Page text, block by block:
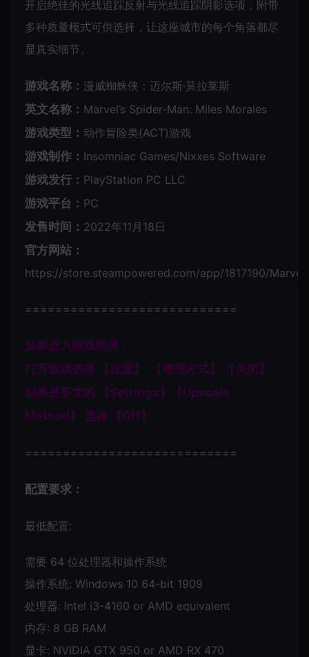
开启绝佳的光线追踪反射与光线追踪阴影选项，附带
多种质量模式可供选择，让这座城市的每个角落都尽
显真实细节。
游戏名称： 漫威蜘蛛侠：迈尔斯·莫拉莱斯
英文名称： Marvel’s Spider-Man: Miles Morales
游戏类型： 动作冒险类(ACT)游戏
游戏制作： Insomniac Games/Nixxes Software
游戏发行： PlayStation PC LLC
游戏平台： PC
发售时间： 2022年11月18日
官方网站：
https://store.steampowered.com/app/1817190/
============================
如果进入游戏黑屏：
打开游戏选择 【设置】 【增强方式】 【关闭】
如果是英文的 【Settings】【Upscale
Method】 选择 【Off】
============================
配置要求：
最低配置:
需要 64 位处理器和操作系统
操作系统: Windows 10 64-bit 1909
处理器: Intel i3-4160 or AMD equivalent
内存: 8 GB RAM
显卡: NVIDIA GTX 950 or AMD RX 470